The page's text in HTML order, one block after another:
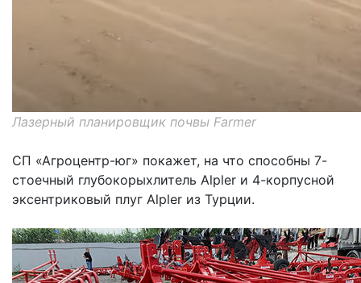
Лазерный планировщик почвы Farmer
СП «Агроцентр-юг» покажет, на что способны 7-
стоечный глубокорыхлитель Alpler и 4-корпусной
эксентриковый плуг Alpler из Турции.